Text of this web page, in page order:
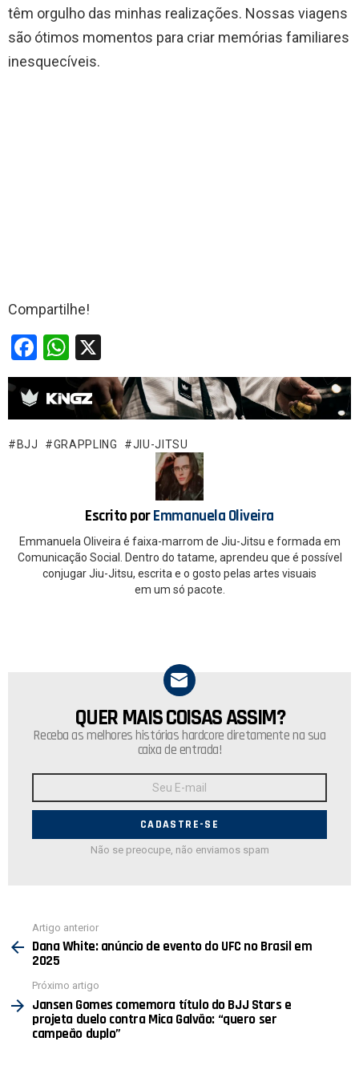
têm orgulho das minhas realizações. Nossas viagens
são ótimos momentos para criar memórias familiares
inesquecíveis.
Compartilhe!
F
a
ce
b
o
W
h
at
s
A
BJJ GRAPPLING JIU-JITSU
Escrito porEmmanuela Oliveira
Emmanuela Oliveira é faixa-marrom de Jiu-Jitsu e formada em
Comunicação Social. Dentro do tatame, aprendeu que é possível
conjugar Jiu-Jitsu, escrita e o gosto pelas artes visuais
em um só pacote.
NEWSLETTER
QUER MAIS COISAS ASSIM?
Receba as melhores histórias hardcore diretamente na sua
caixa de entrada!
Endereço
E-
Não se preocupe, não enviamos spam
mais
Artigo anterior
Dana White: anúncio de evento do UFC no Brasil em
2025
Próximo artigo
Jansen Gomes comemora título do BJJ Stars e
projeta duelo contra Mica Galvão: “quero ser
campeão duplo”